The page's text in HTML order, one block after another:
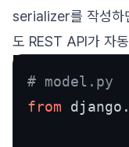
serializer를 작성하
도 REST API가 자
# model.py
from